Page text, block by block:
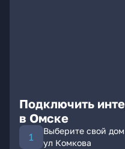
Подключить
в Омске
Выберите свой
ул Комкова